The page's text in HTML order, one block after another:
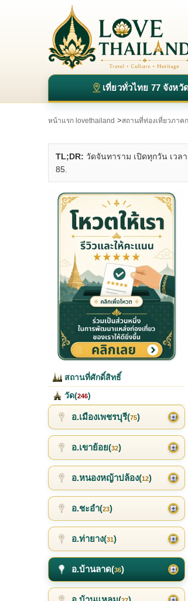
เที่ยวทั่วไทย 77 จังหวั
หน้าแรก lovethailand >สถานที่ท่องเที่ยวภาค
TL;DR: วัดจันทาราม เปิดทุกวัน เว
85.
สถานที่ศักดิ์สิทธิ์
วัด(246)
อ.เมืองเพชรบุรี(75)
อ.เขาย้อย(32)
อ.หนองหญ้าปล้อง(12)
อ.ชะอำ(23)
อ.ท่ายาง(31)
อ.บ้านลาด(36)